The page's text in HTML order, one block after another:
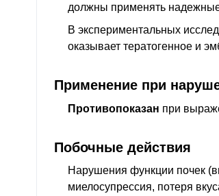
должны применять
В экспериментальных
оказывает тератогенное и
Применение при
Противопоказан при
Побочные действия
Нарушения функции почек
миелосупрессия, потеря